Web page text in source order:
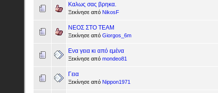
Καλως σας βρηκα.
Ξεκίνησε από NikosF
ΝΕΟΣ ΣΤΟ ΤΕΑΜ
Ξεκίνησε από Giorgos_6m
Ενα γεια κι από εμένα
Ξεκίνησε από mondeo81
Γεια
Ξεκίνησε από Nippon1971